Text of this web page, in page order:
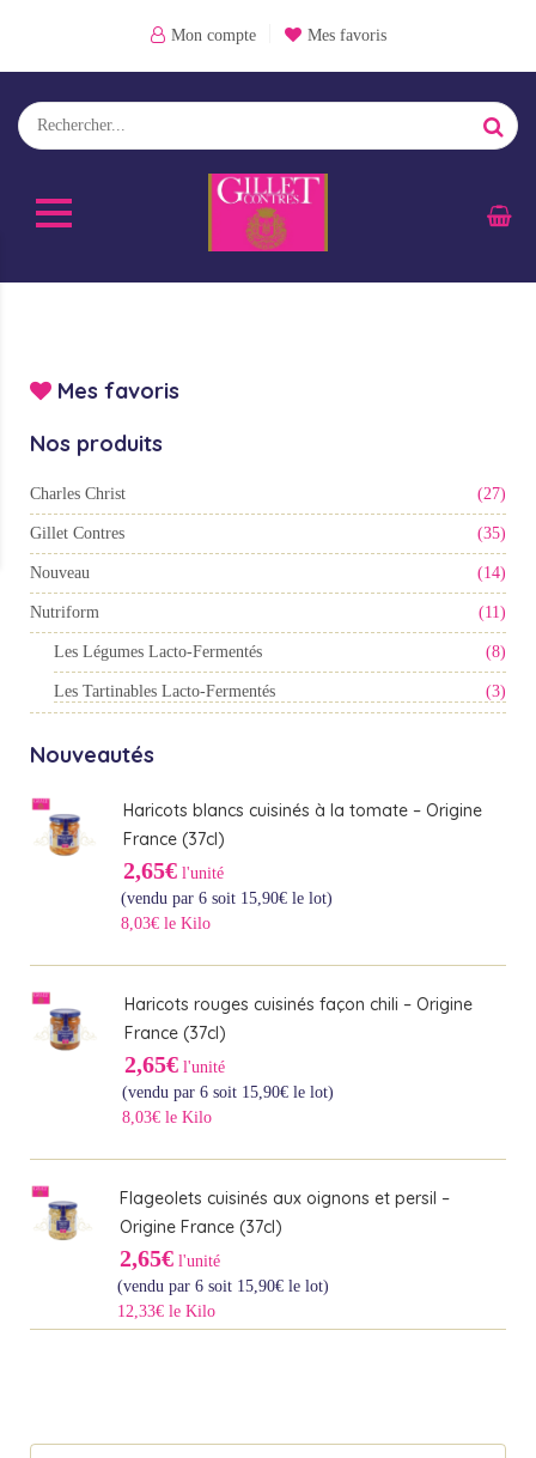
Mon compte Mes favoris
Mes favoris
Nos produits
Charles Christ (27)
Gillet Contres (35)
Nouveau (14)
Nutriform (11)
Les Légumes Lacto-Fermentés (8)
Les Tartinables Lacto-Fermentés (3)
Nouveautés
Haricots blancs cuisinés à la tomate – Origine
France (37cl)
2,65€ l'unité
(vendu par 6 soit 15,90€ le lot)
8,03€ le Kilo
Haricots rouges cuisinés façon chili – Origine
France (37cl)
2,65€ l'unité
(vendu par 6 soit 15,90€ le lot)
8,03€ le Kilo
Flageolets cuisinés aux oignons et persil –
Origine France (37cl)
2,65€ l'unité
(vendu par 6 soit 15,90€ le lot)
12,33€ le Kilo